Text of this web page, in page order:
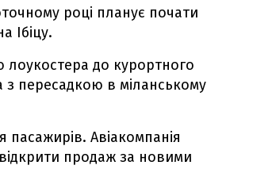
році планує почати
Ібіцу.
лоукостера до курортного
з пересадкою в міланському
Авіакомпанія
продаж за новими